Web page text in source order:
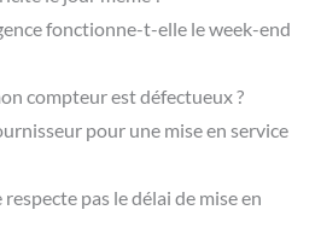
d'un an. Plume experte du blog,
complexe en perpétuelle
? Analyser la donnée et manier les
articles pointus, accessibles et
les professionnels dans
énergétique.